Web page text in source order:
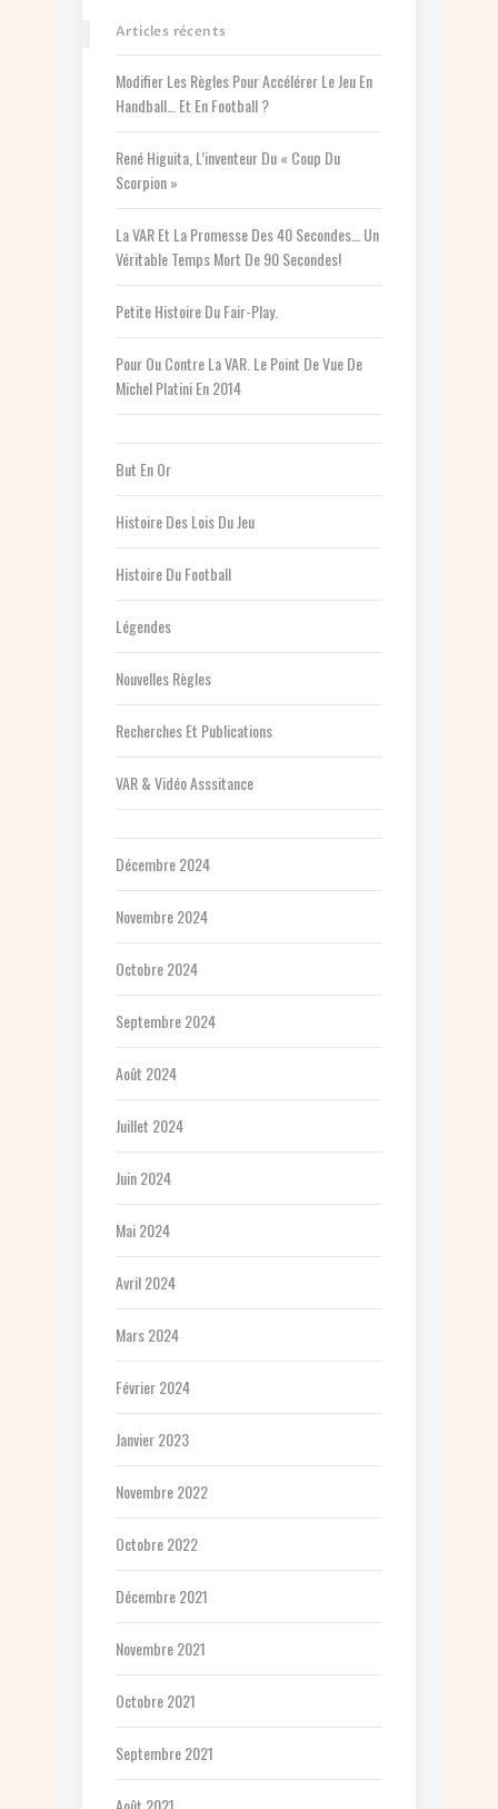
Articles récents
Modifier Les Règles Pour Accélérer Le Jeu En
Handball… Et En Football ?
René Higuita, L’inventeur Du « Coup Du
Scorpion »
La VAR Et La Promesse Des 40 Secondes… Un
Véritable Temps Mort De 90 Secondes!
Petite Histoire Du Fair-Play.
Pour Ou Contre La VAR. Le Point De Vue De
Michel Platini En 2014
But En Or
Histoire Des Lois Du Jeu
Histoire Du Football
Légendes
Nouvelles Règles
Recherches Et Publications
VAR & Vidéo Asssitance
Décembre 2024
Novembre 2024
Octobre 2024
Septembre 2024
Août 2024
Juillet 2024
Juin 2024
Mai 2024
Avril 2024
Mars 2024
Février 2024
Janvier 2023
Novembre 2022
Octobre 2022
Décembre 2021
Novembre 2021
Octobre 2021
Septembre 2021